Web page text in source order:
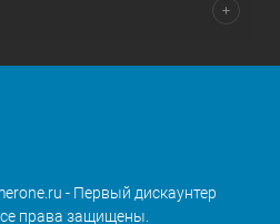
- Первый дискаунтер
права защищены.